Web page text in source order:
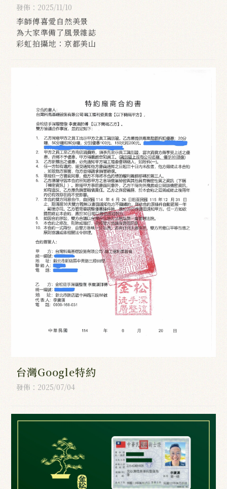
發佈：2025/11/10
李師傅喜愛自然美景
為大家準備了風景雜誌
彩虹拍攝地：京都美山
台灣Google特約
發佈：2025/07/04